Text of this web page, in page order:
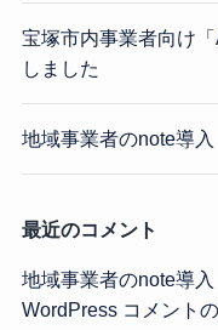
宝塚市内事業者向け
しました
地域事業者のnote導
最近のコメント
地域事業者のnote導
WordPress コメント